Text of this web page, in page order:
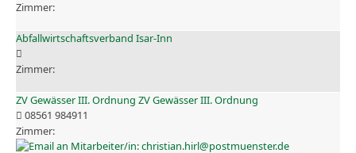
Abfallwirtschaftsverband Isar-Inn
ZV Gewässer III. Ordnung ZV Gewässer III. Ordnung
08561 984911